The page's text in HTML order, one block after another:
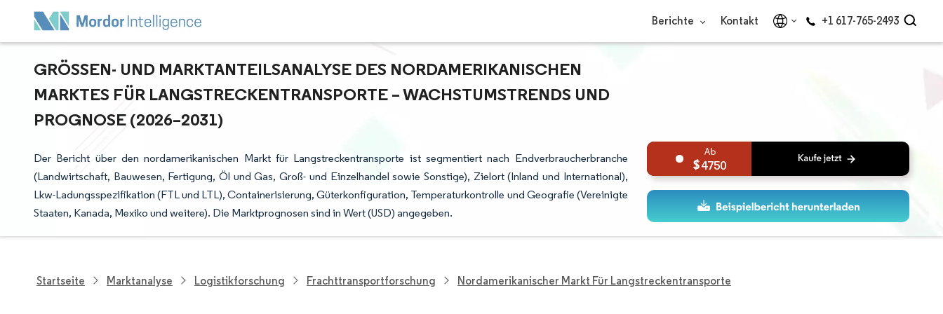
Berichte Kontakt +1 617-765-2493
GRÖSSEN- UND MARKTANTEILSANALYSE DES NORDAMERIKANISCHEN M
ARKTES FÜR LANGSTRECKENTRANSPORTE – WACHSTUMSTRENDS UND P
ROGNOSE (2026–2031)
Der Bericht über den nordamerikanischen Markt für Langstreckentransporte ist segmentiert nach Endverbraucherbranche
(Landwirtschaft, Bauwesen, Fertigung, Öl und Gas, Groß- und Einzelhandel sowie Sonstige), Zielort (Inland und International),
Lkw-Ladungsspezifikation (FTL und LTL), Containerisierung, Güterkonfiguration, Temperaturkontrolle und Geografie (Vereinigte
Staaten, Kanada, Mexiko und weitere). Die Marktprognosen sind in Wert (USD) angegeben.
4750
Startseite Marktanalyse Logistikforschung Frachttransportforschung Nordamerikanischer Markt Für Langstreckentransporte